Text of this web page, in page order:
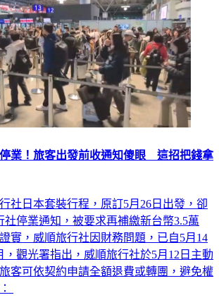
業！旅客出發前收通知傻眼 這招把錢拿
社日本套裝行程，原訂5月26日出發，卻
社停業通知，被要求再補繳新台幣3.5萬
實，威順旅行社因財務問題，已自5月14
，觀光署指出，威順旅行社於5月12日主動
客可依契約申請全額退費或轉團，避免權